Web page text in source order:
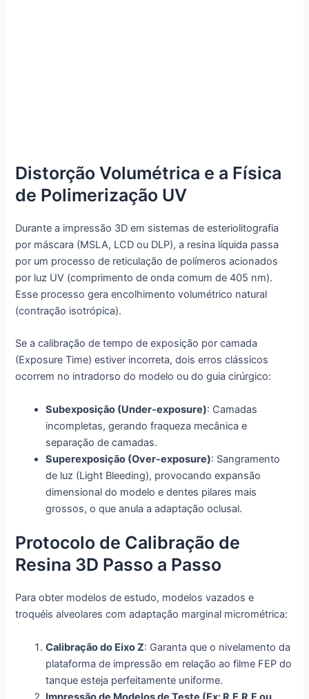
Distorção Volumétrica e a Física
de Polimerização UV
Durante a impressão 3D em sistemas de esteriolitografia
por máscara (MSLA, LCD ou DLP), a resina líquida passa
por um processo de reticulação de polímeros acionados
por luz UV (comprimento de onda comum de 405 nm).
Esse processo gera encolhimento volumétrico natural
(contração isotrópica).
Se a calibração de tempo de exposição por camada
(Exposure Time) estiver incorreta, dois erros clássicos
ocorrem no intradorso do modelo ou do guia cirúrgico:
Subexposição (Under-exposure): Camadas
incompletas, gerando fraqueza mecânica e
separação de camadas.
Superexposição (Over-exposure): Sangramento
de luz (Light Bleeding), provocando expansão
dimensional do modelo e dentes pilares mais
grossos, o que anula a adaptação oclusal.
Protocolo de Calibração de
Resina 3D Passo a Passo
Para obter modelos de estudo, modelos vazados e
troquéis alveolares com adaptação marginal micrométrica:
Calibração do Eixo Z: Garanta que o nivelamento da
plataforma de impressão em relação ao filme FEP do
tanque esteja perfeitamente uniforme.